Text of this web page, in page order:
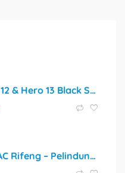
GoPro Hero 12 & Hero 13 Black Special Bundle Creator Edition Action Camera
Cover Pipa AC Rifeng – Pelindung Terbaik untuk Sistem Udara Anda